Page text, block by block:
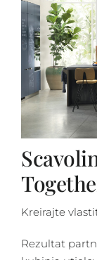
Kreirajte
Rezultat